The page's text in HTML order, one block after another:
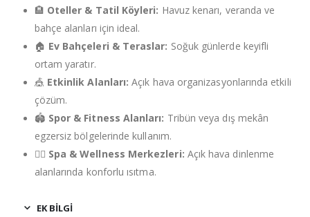
🏨 Oteller & Tatil Köyleri: Havuz kenarı, veranda ve
bahçe alanları için ideal.
🏠 Ev Bahçeleri & Teraslar: Soğuk günlerde keyifli
ortam yaratır.
🎪 Etkinlik Alanları: Açık hava organizasyonlarında etkili
çözüm.
🏟️ Spor & Fitness Alanları: Tribün veya dış mekân
egzersiz bölgelerinde kullanım.
🧘‍♀️ Spa & Wellness Merkezleri: Açık hava dinlenme
alanlarında konforlu ısıtma.
EK BILGI